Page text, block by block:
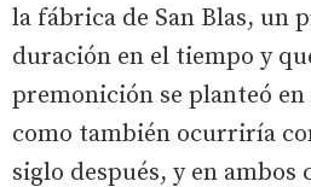
la fábrica de San Blas, un
duración en el tiempo y
premonición se planteó
como también ocurriría
siglo después, y en ambos